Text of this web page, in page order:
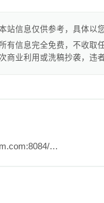
站信息仅供参考，具体以
有信息完全免费，不收取
商业利用或洗稿抄袭，违
泸州市中考网络报名平台http://lz.sczkbm.com:8084/zkbm